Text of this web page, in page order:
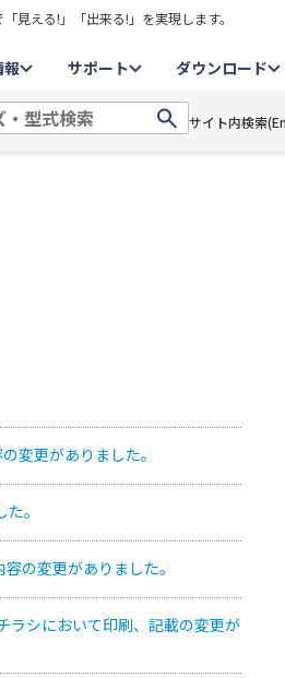
見える!」「出来る!」を実現します。
サポート ダウンロード
サイト内検索
変更がありました。
。
の変更がありました。
ラシにおいて印刷、記載の変更が